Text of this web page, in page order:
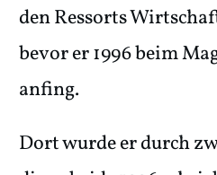
den Ressorts
bevor er 1996 beim
anfing.
Dort wurde er durch